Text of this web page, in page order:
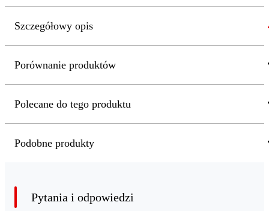
Szczegółowy opis
Porównanie produktów
Polecane do tego produktu
Podobne produkty
Pytania i odpowiedzi